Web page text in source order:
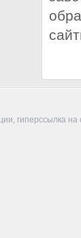
гиперссылка на